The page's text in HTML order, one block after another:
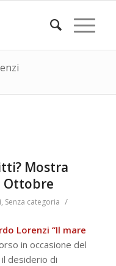
Mostra
Ottobre
, Senza categoria /
Lorenzi “Il mare
in occasione del
desiderio di